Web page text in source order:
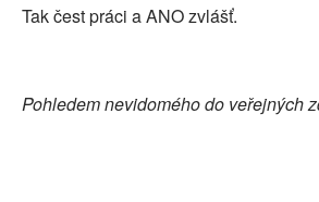
Tak čest práci a ANO zvlášť.
Pohledem nevidomého do veřejných